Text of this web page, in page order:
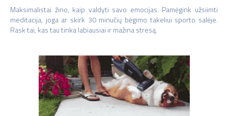
Maksimalistai žino, kaip valdyti savo emocijas. Pamėgink užsiimti
meditacija, joga ar skirk 30 minučių bėgimo takeliui sporto salėje.
Rask tai, kas tau tinka labiausiai ir mažina stresą.